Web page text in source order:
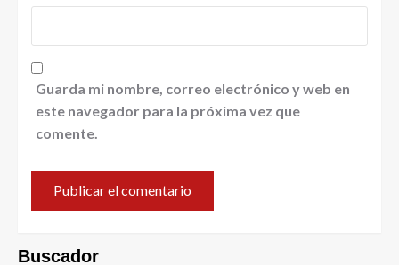
Guarda mi nombre, correo electrónico y web en
este navegador para la próxima vez que
comente.
Buscador